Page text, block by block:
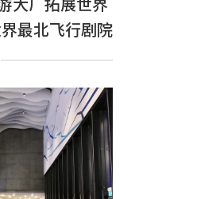
大厂拓展世界
界最北飞行剧院